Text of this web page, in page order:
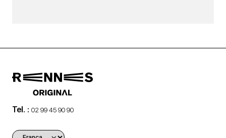
Tel. : 02 99 45 90 90